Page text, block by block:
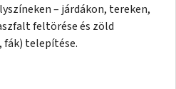
– járdákon, tereken,
feltörése és zöld
fák) telepítése.